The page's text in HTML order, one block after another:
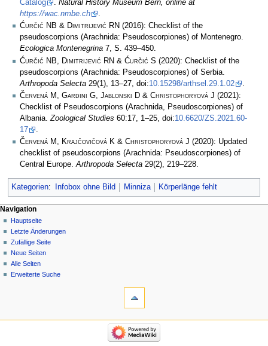
Catalog
. Natural History Museum Bern, online at
https://wac.nmbe.ch
.
Ćurčić NB & Dimitrijević RN (2016): Checklist of the
pseudoscorpions (Arachnida: Pseudoscorpiones) of Montenegro.
Ecologica Montenegrina 7, S. 439–450.
Ćurčić NB, Dimitrijević RN & Ćurčić S (2020): Checklist of the
pseudoscorpions (Arachnida: Pseudoscorpiones) of Serbia.
Arthropoda Selecta 29(1), 13–27, doi:10.15298/arthsel.29.1.02
Červená M, Gardini G, Jablonski D & Christophoryová J (2021):
Checklist of Pseudoscorpions (Arachnida, Pseudoscorpiones) of
Albania.Zoological Studies 60:17, 1–25, doi:10.6620/ZS.2021.60-
17
.
Červená M, Krajčovičová K & Christophoryová J (2020): Updated
checklist of pseudoscorpions (Arachnida: Pseudoscorpiones) of
Central Europe.Arthropoda Selecta 29(2), 219–228.
Kategorien: Infobox ohne Bild Minniza Körperlänge fehlt
Navigation
Hauptseite
Letzte Änderungen
Zufällige Seite
Neue Seiten
Alle Seiten
Erweiterte Suche